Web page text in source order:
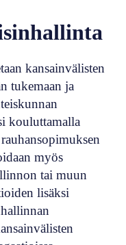
kansainvälisten
tukemaan ja
kouluttamalla
myös
tai muun
lisäksi